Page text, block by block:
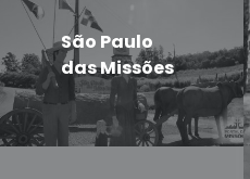
São Paulo
das Missões